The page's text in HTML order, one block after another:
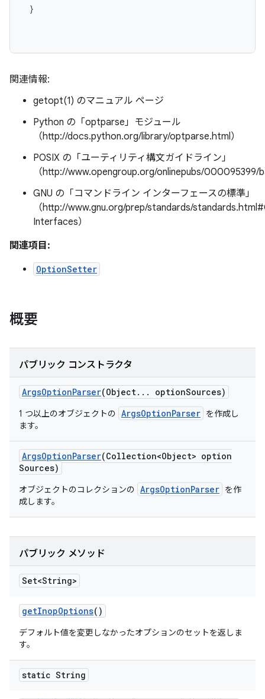
}
関連情報:
getopt(1) のマニュアル ページ
Python の「optparse」モジュール
（http://docs.python.org/library/optparse.html）
POSIX の「ユーティリティ構文ガイドライン」
（http://www.opengroup.org/onlinepubs/
GNU の「コマンドライン インターフェースの標準」
（http://www.gnu.org/prep/standards/
Interfaces）
関連項目:
OptionSetter
概要
パブリック コンストラクタ
ArgsOptionParser(Object. . . optionSources)
1 つ以上のオブジェクトの ArgsOptionParser を作成し
ます。
ArgsOptionParser(Collection<Object> option
Sources)
オブジェクトのコレクションの ArgsOptionParser を作
成します。
パブリック メソッド
Set<String>
getInopOptions()
デフォルト値を変更しなかったオプションのセットを返しま
す。
static String